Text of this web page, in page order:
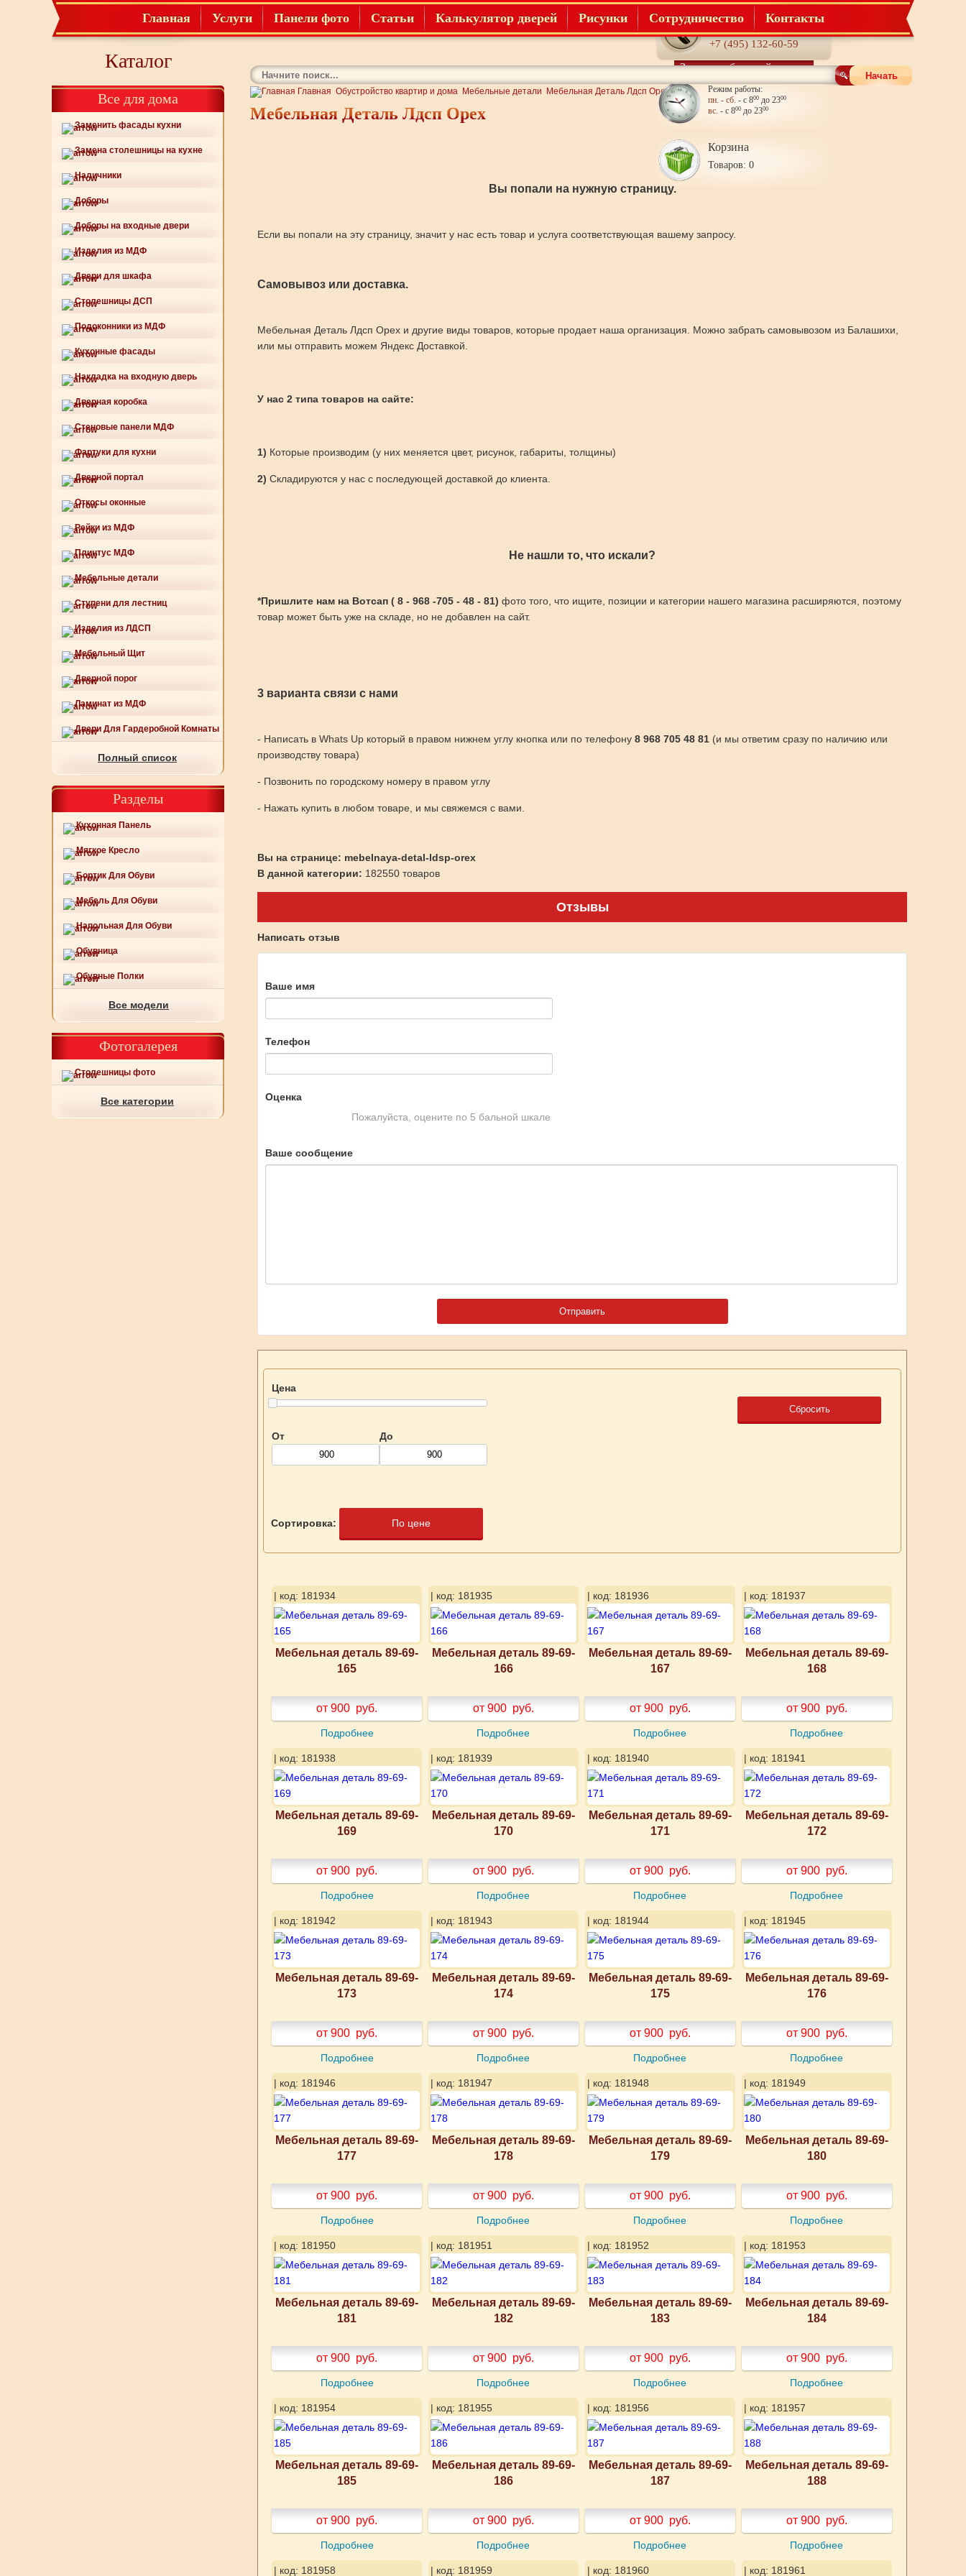
Телефон:
+7 (495) 132-60-59
Заказать обратный звонок
Режим работы:
пн. - сб. - с 800до 2300
вс. - с 800до 2300
Корзина
Товаров: 0
Главная Услуги Панели фото Статьи Калькулятор дверей Рисунки Сотрудничество Контакты
Каталог
Все для дома
Заменить фасады кухни
Замена столешницы на кухне
Наличники
Доборы
Доборы на входные двери
Изделия из МДФ
Двери для шкафа
Столешницы ДСП
Подоконники из МДФ
Кухонные фасады
Накладка на входную дверь
Дверная коробка
Стеновые панели МДФ
Фартуки для кухни
Дверной портал
Откосы оконные
Рейки из МДФ
Плинтус МДФ
Мебельные детали
Ступени для лестниц
Изделия из ЛДСП
Мебельный Щит
Дверной порог
Ламинат из МДФ
Двери Для Гардеробной Комнаты
Полный список
Разделы
Кухонная Панель
Мягкое Кресло
Бортик Для Обуви
Мебель Для Обуви
Напольная Для Обуви
Обувница
Обувные Полки
Все модели
Фотогалерея
Столешницы фото
Все категории
Начать
Главная Обустройство квартир и дома Мебельные детали Мебельная Деталь Лдсп Орех
Мебельная Деталь Лдсп Орех
Вы попали на нужную страницу.
Если вы попали на эту страницу, значит у нас есть товар и услуга соответствующая вашему запросу.
Самовывоз или доставка.
Мебельная Деталь Лдсп Орех и другие виды товаров, которые продает наша организация. Можно забрать самовывозом из Балашихи,
или мы отправить можем Яндекс Доставкой.
У нас 2 типа товаров на сайте:
1) Которые производим (у них меняется цвет, рисунок, габариты, толщины)
2) Складируются у нас с последующей доставкой до клиента.
Не нашли то, что искали?
*Пришлите нам на Вотсап ( 8 - 968 -705 - 48 - 81) фото того, что ищите, позиции и категории нашего магазина расширяются, поэтому
товар может быть уже на складе, но не добавлен на сайт.
3 варианта связи с нами
- Написать в Whats Up который в правом нижнем углу кнопка или по телефону 8 968 705 48 81 (и мы ответим сразу по наличию или
производству товара)
- Позвонить по городскому номеру в правом углу
- Нажать купить в любом товаре, и мы свяжемся с вами.
Вы на странице: mebelnaya-detal-ldsp-orex
В данной категории: 182550 товаров
Отзывы
Написать отзыв
Ваше имя
Телефон
Оценка
Пожалуйста, оцените по 5 бальной шкале
Ваше сообщение
Цена
От До
Сбросить
Сортировка: По цене
| код: 181934
Мебельная деталь 89-69-
165
от 900 руб.
Подробнее
| код: 181935
Мебельная деталь 89-69-
166
от 900 руб.
Подробнее
| код: 181936
Мебельная деталь 89-69-
167
от 900 руб.
Подробнее
| код: 181937
Мебельная деталь 89-69-
168
от 900 руб.
Подробнее
| код: 181938
Мебельная деталь 89-69-
169
от 900 руб.
Подробнее
| код: 181939
Мебельная деталь 89-69-
170
от 900 руб.
Подробнее
| код: 181940
Мебельная деталь 89-69-
171
от 900 руб.
Подробнее
| код: 181941
Мебельная деталь 89-69-
172
от 900 руб.
Подробнее
| код: 181942
Мебельная деталь 89-69-
173
от 900 руб.
Подробнее
| код: 181943
Мебельная деталь 89-69-
174
от 900 руб.
Подробнее
| код: 181944
Мебельная деталь 89-69-
175
от 900 руб.
Подробнее
| код: 181945
Мебельная деталь 89-69-
176
от 900 руб.
Подробнее
| код: 181946
Мебельная деталь 89-69-
177
от 900 руб.
Подробнее
| код: 181947
Мебельная деталь 89-69-
178
от 900 руб.
Подробнее
| код: 181948
Мебельная деталь 89-69-
179
от 900 руб.
Подробнее
| код: 181949
Мебельная деталь 89-69-
180
от 900 руб.
Подробнее
| код: 181950
Мебельная деталь 89-69-
181
от 900 руб.
Подробнее
| код: 181951
Мебельная деталь 89-69-
182
от 900 руб.
Подробнее
| код: 181952
Мебельная деталь 89-69-
183
от 900 руб.
Подробнее
| код: 181953
Мебельная деталь 89-69-
184
от 900 руб.
Подробнее
| код: 181954
Мебельная деталь 89-69-
185
от 900 руб.
Подробнее
| код: 181955
Мебельная деталь 89-69-
186
от 900 руб.
Подробнее
| код: 181956
Мебельная деталь 89-69-
187
от 900 руб.
Подробнее
| код: 181957
Мебельная деталь 89-69-
188
от 900 руб.
Подробнее
| код: 181958 | код: 181959 | код: 181960 | код: 181961